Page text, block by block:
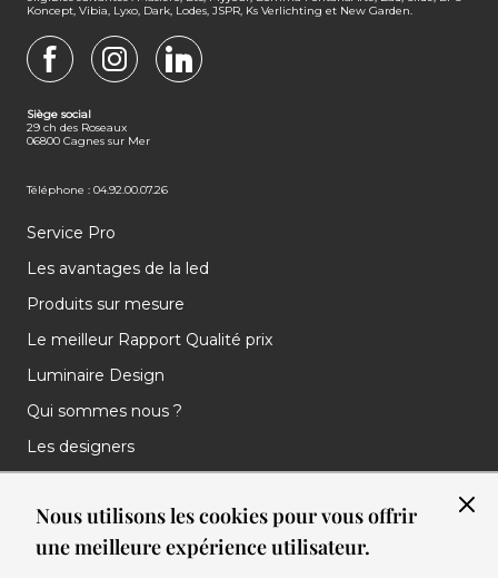
Nous utilisons les cookies pour vous offrir
une meilleure expérience utilisateur.
Koncept, Vibia, Lyxo, Dark, Lodes, JSPR, Ks Verlichting et New Garden.
Siège social
29 ch des Roseaux
06800 Cagnes sur Mer
Téléphone : 04.92.00.07.26
Service Pro
Les avantages de la led
Produits sur mesure
Le meilleur Rapport Qualité prix
Luminaire Design
Qui sommes nous ?
Les designers
Nos réalisations
Nos Clients